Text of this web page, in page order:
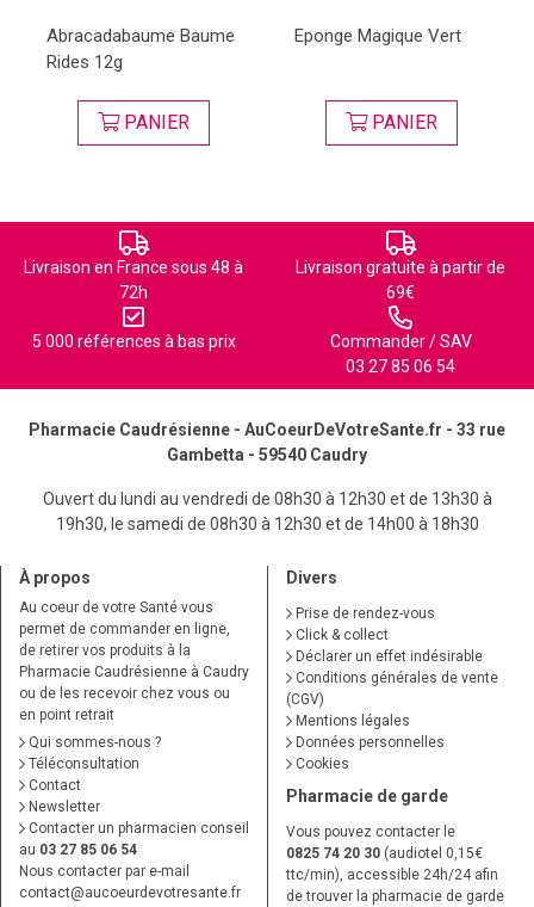
Abracadabaume Baume
Rides 12g
PANIER
Eponge Magique Vert
PANIER
Livraison en France sous 48 à
72h
Livraison gratuite à partir de
69€
5 000 références à bas prix
Commander / SAV
03 27 85 06 54
Pharmacie Caudrésienne - AuCoeurDeVotreSante.fr - 33 rue
Gambetta - 59540 Caudry
Ouvert du lundi au vendredi de 08h30 à 12h30 et de 13h30 à
19h30, le samedi de 08h30 à 12h30 et de 14h00 à 18h30
À propos
Au coeur de votre Santé vous
permet de commander en ligne,
de retirer vos produits à la
Pharmacie Caudrésienne à Caudry
ou de les recevoir chez vous ou
en point retrait
Qui sommes-nous ?
Téléconsultation
Contact
Newsletter
Contacter un pharmacien conseil
au 03 27 85 06 54
Nous contacter par e-mail
contact@aucoeurdevotresante.fr
Divers
Prise de rendez-vous
Click & collect
Déclarer un effet indésirable
Conditions générales de vente
(CGV)
Mentions légales
Données personnelles
Cookies
Pharmacie de garde
Vous pouvez contacter le
0825 74 20 30 (audiotel 0,15€
ttc/min), accessible 24h/24 afin
de trouver la pharmacie de garde